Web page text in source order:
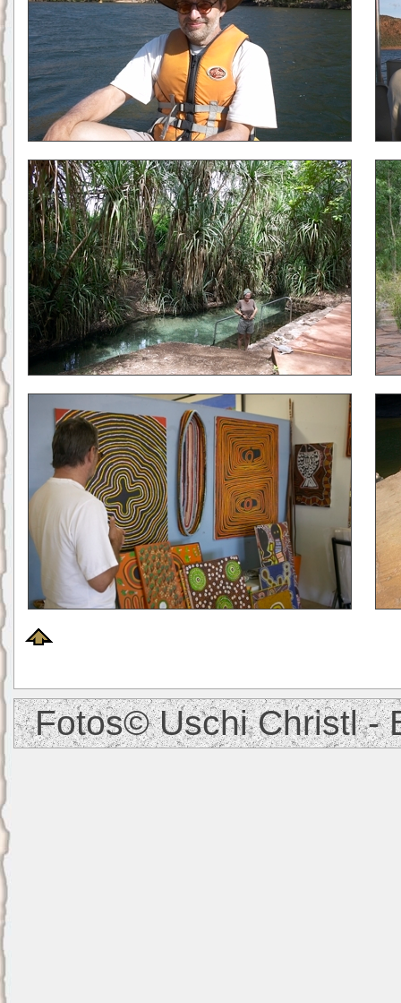
Fotos© Uschi Christl -